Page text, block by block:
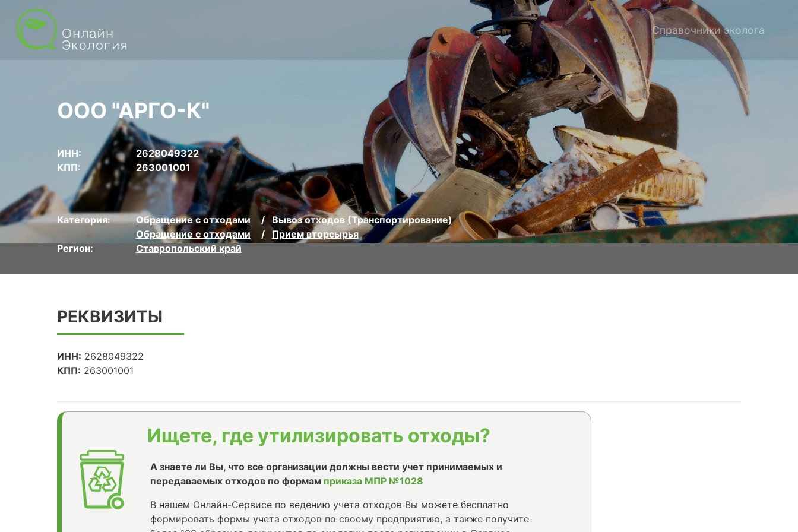
Справочники эколога
ООО "АРГО-К"
ИНН:
2628049322
КПП:
263001001
Категория: Обращение с отходами
Вывоз отходов (Транспортирование)
Обращение с отходами
Прием вторсырья
Регион:
Ставропольский край
РЕКВИЗИТЫ
ИНН: 2628049322
КПП: 263001001
Ищете, где утилизировать отходы?
А знаете ли Вы, что все организации должны вести учет принимаемых и
передаваемых отходов по формам приказа МПР №1028
В нашем Онлайн-Сервисе по ведению учета отходов Вы можете бесплатно
формировать формы учета отходов по своему предприятию, а также получите